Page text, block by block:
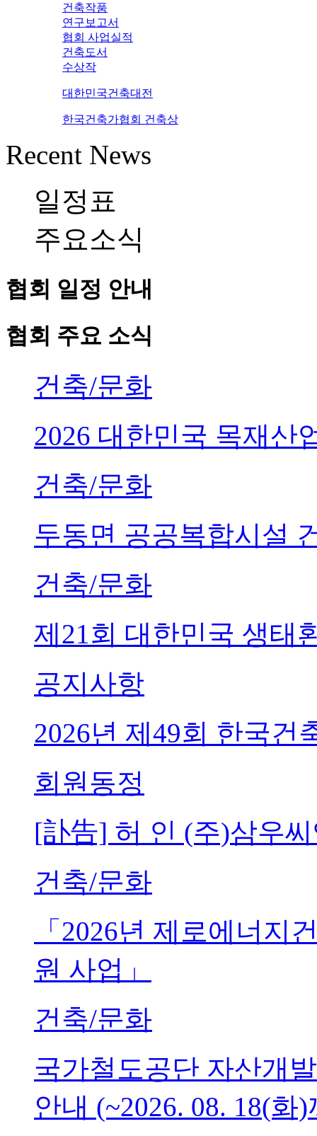
건축작품
연구보고서
협회 사업실적
건축도서
수상작
대한민국건축대전
한국건축가협회 건축상
Recent News
일정표
주요소식
협회 일정 안내
협회 주요 소식
건축/문화
2026 대한민국 목재산
건축/문화
두동면 공공복합시설
건축/문화
제21회 대한민국 생태
공지사항
2026년 제49회 한국건
회원동정
[訃告] 허 인 (주)삼우
건축/문화
「2026년 제로에너지
원 사업」
건축/문화
국가철도공단 자산개
안내 (~2026. 08. 18(화